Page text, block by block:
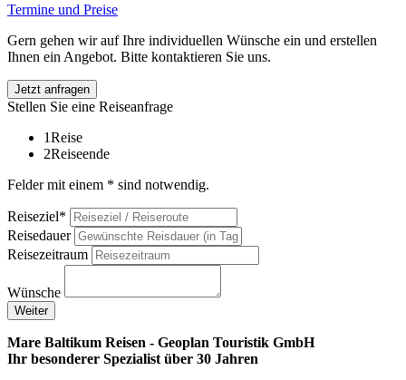
Termine und Preise
Gern gehen wir auf Ihre individuellen Wünsche ein und erstellen
Ihnen ein Angebot. Bitte kontaktieren Sie uns.
Jetzt anfragen
Stellen Sie eine Reiseanfrage
1Reise
2Reiseende
Felder mit einem * sind notwendig.
Reiseziel*
Reisedauer
Reisezeitraum
Wünsche
Weiter
Mare Baltikum Reisen - Geoplan Touristik GmbH
Ihr besonderer Spezialist über 30 Jahren